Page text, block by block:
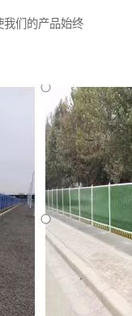
我们的产品始终